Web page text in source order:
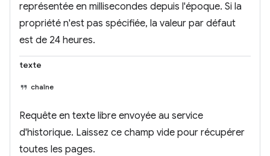
représentée en millisecondes depuis l'époque. Si la
propriété n'est pas spécifiée, la valeur par défaut
est de 24 heures.
texte
chaîne
Requête en texte libre envoyée au service
d'historique. Laissez ce champ vide pour récupérer
toutes les pages.